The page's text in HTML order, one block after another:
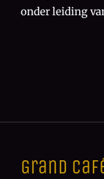
onder leiding
Grand